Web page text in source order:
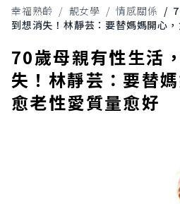
幸福熟齡 / 靚女學 / 情感關係 /
到想消失！林靜芸：要替媽媽開心
70歲母親有性生活
失！林靜芸：要替
愈老性愛質量愈好